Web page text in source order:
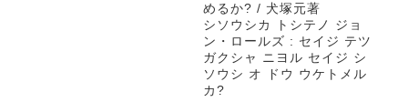
めるか? / 犬塚元著
シソウシカ トシテノ ジョ
ン・ロールズ : セイジ テツ
ガクシャ ニヨル セイジ シ
ソウシ オ ドウ ウケトメル
カ?